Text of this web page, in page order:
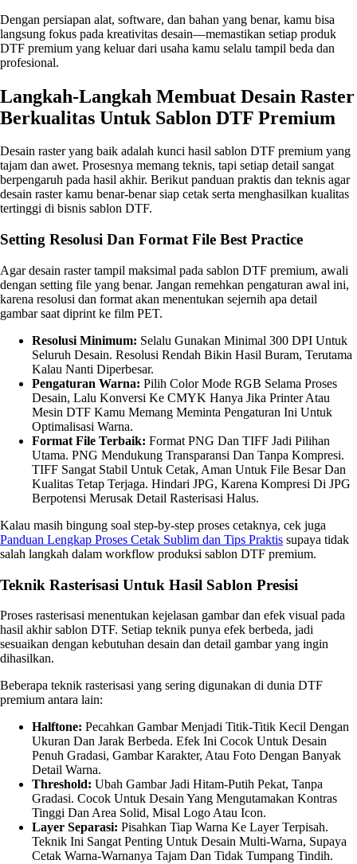
Dengan persiapan alat, software, dan bahan yang benar, kamu bisa
langsung fokus pada kreativitas desain—memastikan setiap produk
DTF premium yang keluar dari usaha kamu selalu tampil beda dan
profesional.
Langkah-Langkah Membuat Desain Raster
Berkualitas Untuk Sablon DTF Premium
Desain raster yang baik adalah kunci hasil sablon DTF premium yang
tajam dan awet. Prosesnya memang teknis, tapi setiap detail sangat
berpengaruh pada hasil akhir. Berikut panduan praktis dan teknis agar
desain raster kamu benar-benar siap cetak serta menghasilkan kualitas
tertinggi di bisnis sablon DTF.
Setting Resolusi Dan Format File Best Practice
Agar desain raster tampil maksimal pada sablon DTF premium, awali
dengan setting file yang benar. Jangan remehkan pengaturan awal ini,
karena resolusi dan format akan menentukan sejernih apa detail
gambar saat diprint ke film PET.
Resolusi Minimum: Selalu Gunakan Minimal 300 DPI Untuk
Seluruh Desain. Resolusi Rendah Bikin Hasil Buram, Terutama
Kalau Nanti Diperbesar.
Pengaturan Warna: Pilih Color Mode RGB Selama Proses
Desain, Lalu Konversi Ke CMYK Hanya Jika Printer Atau
Mesin DTF Kamu Memang Meminta Pengaturan Ini Untuk
Optimalisasi Warna.
Format File Terbaik: Format PNG Dan TIFF Jadi Pilihan
Utama. PNG Mendukung Transparansi Dan Tanpa Kompresi.
TIFF Sangat Stabil Untuk Cetak, Aman Untuk File Besar Dan
Kualitas Tetap Terjaga. Hindari JPG, Karena Kompresi Di JPG
Berpotensi Merusak Detail Rasterisasi Halus.
Kalau masih bingung soal step-by-step proses cetaknya, cek juga
Panduan Lengkap Proses Cetak Sublim dan Tips Praktis supaya tidak
salah langkah dalam workflow produksi sablon DTF premium.
Teknik Rasterisasi Untuk Hasil Sablon Presisi
Proses rasterisasi menentukan kejelasan gambar dan efek visual pada
hasil akhir sablon DTF. Setiap teknik punya efek berbeda, jadi
sesuaikan dengan kebutuhan desain dan detail gambar yang ingin
dihasilkan.
Beberapa teknik rasterisasi yang sering digunakan di dunia DTF
premium antara lain:
Halftone: Pecahkan Gambar Menjadi Titik-Titik Kecil Dengan
Ukuran Dan Jarak Berbeda. Efek Ini Cocok Untuk Desain
Penuh Gradasi, Gambar Karakter, Atau Foto Dengan Banyak
Detail Warna.
Threshold: Ubah Gambar Jadi Hitam-Putih Pekat, Tanpa
Gradasi. Cocok Untuk Desain Yang Mengutamakan Kontras
Tinggi Dan Area Solid, Misal Logo Atau Icon.
Layer Separasi: Pisahkan Tiap Warna Ke Layer Terpisah.
Teknik Ini Sangat Penting Untuk Desain Multi-Warna, Supaya
Cetak Warna-Warnanya Tajam Dan Tidak Tumpang Tindih.